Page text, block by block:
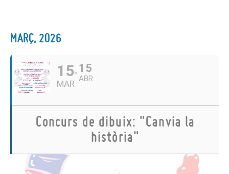
MARÇ, 2026
15
MAR
15
ABR
Concurs de dibuix: "Canvia la
història"